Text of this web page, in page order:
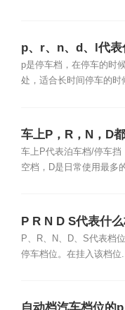
p、r、n、d、l代表
p是停车档，在停车的时
处，适合长时间停车的时
车上P，R，N，D
车上P代表泊车档/停车挡
空档，D是日常使用最多
P R N D S代表什
P、R、N、D、S代表档
停车档位。在挂入该档位